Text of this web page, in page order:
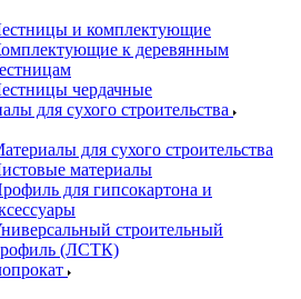
и комплектующие
к деревянным
чердачные
для сухого строительства
для сухого строительства
материалы
для гипсокартона и
строительный
(ЛСТК)